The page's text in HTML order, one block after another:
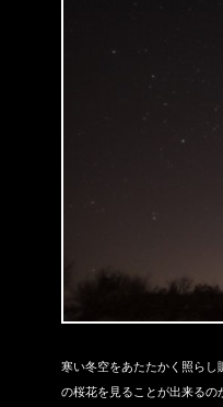
寒い冬空をあたたかく照ら
の桜花を見ることが出来るの